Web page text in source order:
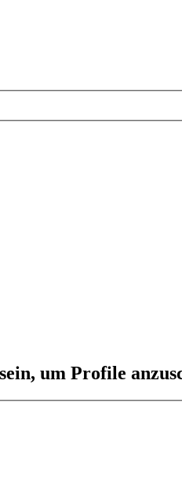
um Profile